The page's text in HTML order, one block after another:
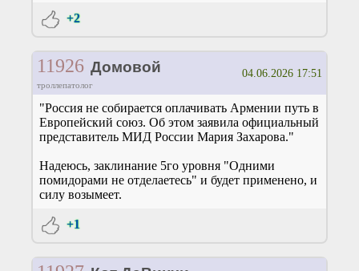
+2
11926 Домовой
троллепатолог
04.06.2026 17:51
"Россия не собирается оплачивать Армении путь в
Европейский союз. Об этом заявила официальный
представитель МИД России Мария Захарова."
Надеюсь, заклинание 5го уровня "Одними
помидорами не отделаетесь" и будет применено, и
силу возымеет.
+1